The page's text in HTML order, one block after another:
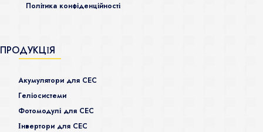
Політика конфіденційності
ПРОДУКЦІЯ
Акумулятори для СЕС
Гeліосистеми
Фотомодулі для СЕС
Інвертори для СЕС